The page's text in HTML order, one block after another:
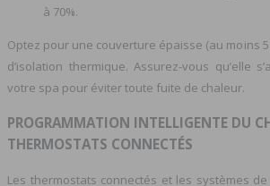
à 70%.
Optez pour une couverture épaisse (au moins
d’isolation thermique. Assurez-vous qu’elle
votre spa pour éviter toute fuite de chaleur.
PROGRAMMATION INTELLIGENTE DU
THERMOSTATS CONNECTÉS
Les thermostats connectés et les systèmes